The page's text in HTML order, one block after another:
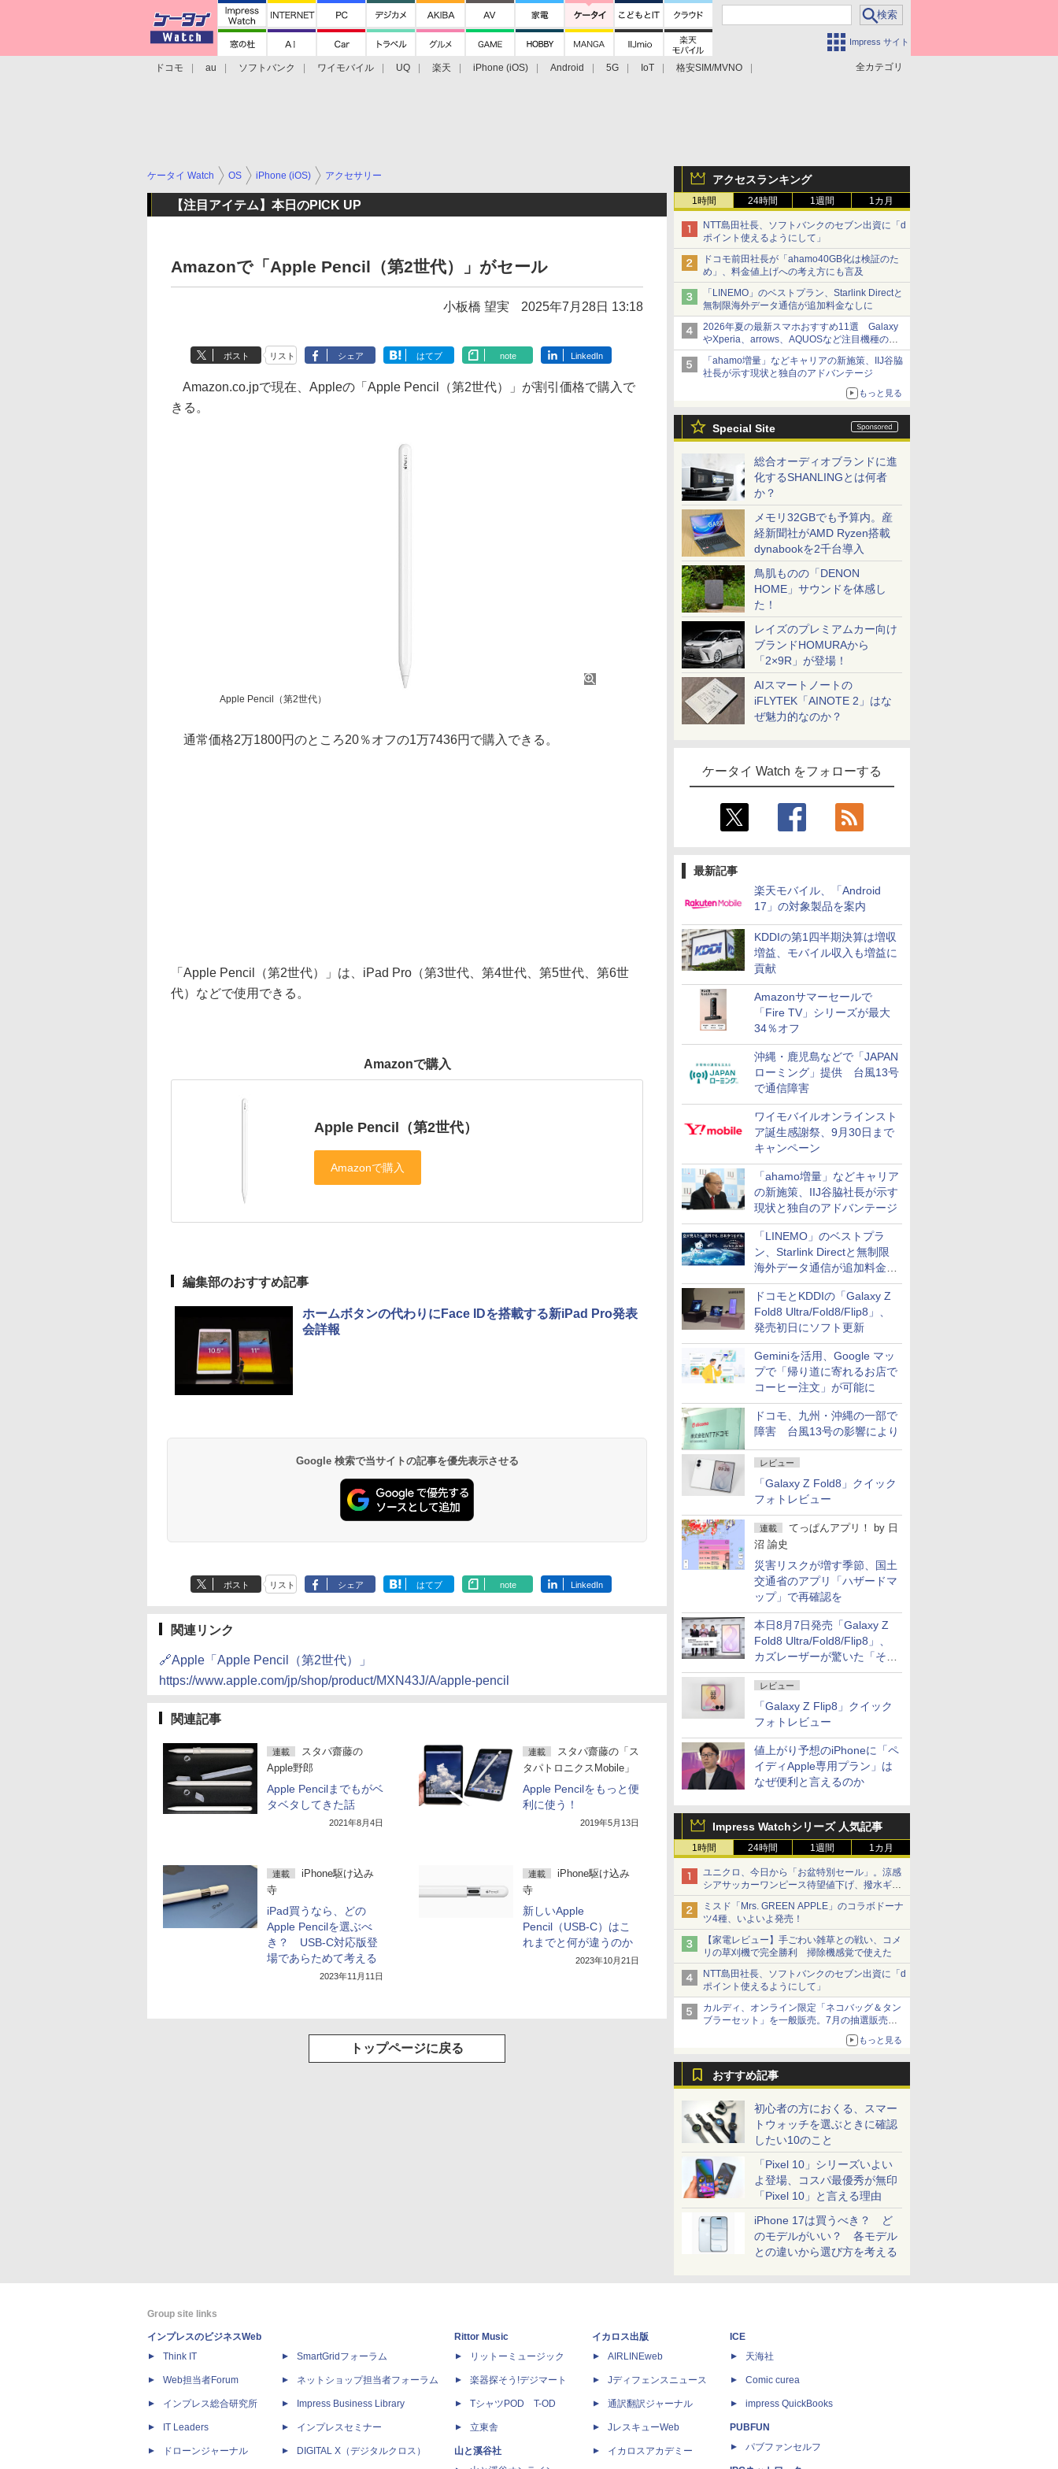
Impress サイト
全カテゴリ
ドコモ au ソフトバンク ワイモバイル UQ 楽天 iPhone (iOS) Android 5G IoT
格安SIM/MVNO
アクセスランキング
1時間 24時間 1週間 1カ月
NTT島田社長、ソフトバンクのセブン出資に「d
ポイント使えるようにして」
ドコモ前田社長が「ahamo40GB化は検証のた
め」、料金値上げへの考え方にも言及
「LINEMO」のベストプラン、Starlink Directと
無制限海外データ通信が追加料金なしに
2026年夏の最新スマホおすすめ11選 Galaxy
やXperia、arrows、AQUOSなど注目機種の特
徴は
「ahamo増量」などキャリアの新施策、IIJ谷脇
社長が示す現状と独自のアドバンテージ
もっと見る
Special Site
総合オーディオブランドに進
化するSHANLINGとは何者
か？
メモリ32GBでも予算内。産
経新聞社がAMD Ryzen搭載
dynabookを2千台導入
鳥肌ものの「DENON
HOME」サウンドを体感し
た！
レイズのプレミアムカー向け
ブランドHOMURAから
「2×9R」が登場！
AIスマートノートの
iFLYTEK「AINOTE 2」はな
ぜ魅力的なのか？
ケータイ Watch をフォローする
最新記事
楽天モバイル、「Android
17」の対象製品を案内
KDDIの第1四半期決算は増収
増益、モバイル収入も増益に
貢献
Amazonサマーセールで
「Fire TV」シリーズが最大
34％オフ
沖縄・鹿児島などで「JAPAN
ローミング」提供 台風13号
で通信障害
ワイモバイルオンラインスト
ア誕生感謝祭、9月30日まで
キャンペーン
「ahamo増量」などキャリア
の新施策、IIJ谷脇社長が示す
現状と独自のアドバンテージ
「LINEMO」のベストプラ
ン、Starlink Directと無制限
海外データ通信が追加料金な
しに
ドコモとKDDIの「Galaxy Z
Fold8 Ultra/Fold8/Flip8」、
発売初日にソフト更新
Geminiを活用、Google マッ
プで「帰り道に寄れるお店で
コーヒー注文」が可能に
ドコモ、九州・沖縄の一部で
障害 台風13号の影響により
レビュー
「Galaxy Z Fold8」クイック
フォトレビュー
連載 てっぱんアプリ！ by 日
沼 諭史
災害リスクが増す季節、国土
交通省のアプリ「ハザードマ
ップ」で再確認を
本日8月7日発売「Galaxy Z
Fold8 Ultra/Fold8/Flip8」、
カズレーザーが驚いた「そば
屋のメニュー並みの薄さ」
レビュー
「Galaxy Z Flip8」クイック
フォトレビュー
値上がり予想のiPhoneに「ペ
イディApple専用プラン」は
なぜ便利と言えるのか
Impress Watchシリーズ 人気記事
1時間 24時間 1週間 1カ月
ユニクロ、今日から「お盆特別セール」。涼感
シアサッカーワンピース待望値下げ、撥水ギア
ショーツは1990円に
ミスド「Mrs. GREEN APPLE」のコラボドーナ
ツ4種、いよいよ発売！
【家電レビュー】手ごわい雑草との戦い、コメ
リの草刈機で完全勝利 掃除機感覚で使えた
NTT島田社長、ソフトバンクのセブン出資に「d
ポイント使えるようにして」
カルディ、オンライン限定「ネコバッグ＆タン
ブラーセット」を一般販売。7月の抽選販売の
もっと見る
おすすめ記事
初心者の方におくる、スマー
トウォッチを選ぶときに確認
したい10のこと
「Pixel 10」シリーズいよい
よ登場、コスパ最優秀が無印
「Pixel 10」と言える理由
iPhone 17は買うべき？ ど
のモデルがいい？ 各モデル
との違いから選び方を考える
ケータイ Watch OS iPhone (iOS) アクセサリー
【注目アイテム】本日のPICK UP
Amazonで「Apple Pencil（第2世代）」がセール
小板橋 望実 2025年7月28日 13:18
ポスト リスト シェア はてブ note LinkedIn
Amazon.co.jpで現在、Appleの「Apple Pencil（第2世代）」が割引価格で購入で
きる。
Apple Pencil（第2世代）
通常価格2万1800円のところ20％オフの1万7436円で購入できる。
「Apple Pencil（第2世代）」は、iPad Pro（第3世代、第4世代、第5世代、第6世
代）などで使用できる。
Amazonで購入
Apple Pencil（第2世代）
編集部のおすすめ記事
ホームボタンの代わりにFace IDを搭載する新iPad Pro発表
会詳報
Google 検索で当サイトの記事を優先表示させる
ポスト リスト シェア はてブ note LinkedIn
関連リンク
🔗Apple「Apple Pencil（第2世代）」
https://www.apple.com/jp/shop/product/MXN43J/A/apple-pencil
関連記事
連載
スタパ齋藤の
Apple野郎
Apple Pencilまでもがベ
タベタしてきた話
2021年8月4日
連載
スタパ齋藤の「ス
タパトロニクスMobile」
Apple Pencilをもっと便
利に使う！
2019年5月13日
連載
iPhone駆け込み
寺
iPad買うなら、どの
Apple Pencilを選ぶべ
き？ USB-C対応版登
場であらためて考える
2023年11月11日
連載
iPhone駆け込み
寺
新しいApple
Pencil（USB-C）はこ
れまでと何が違うのか
2023年10月21日
トップページに戻る
Group site links
インプレスのビジネスWeb
Think IT
Web担当者Forum
インプレス総合研究所
IT Leaders
ドローンジャーナル
SmartGridフォーラム
ネットショップ担当者フォーラム
Impress Business Library
インプレスセミナー
DIGITAL X（デジタルクロス）
Rittor Music
リットーミュージック
楽器探そう!デジマート
TシャツPOD T-OD
立東舎
山と溪谷社
イカロス出版
AIRLINEweb
Jディフェンスニュース
通訳翻訳ジャーナル
JレスキューWeb
イカロスアカデミー
ICE
天海社
Comic curea
impress QuickBooks
PUBFUN
パブファンセルフ